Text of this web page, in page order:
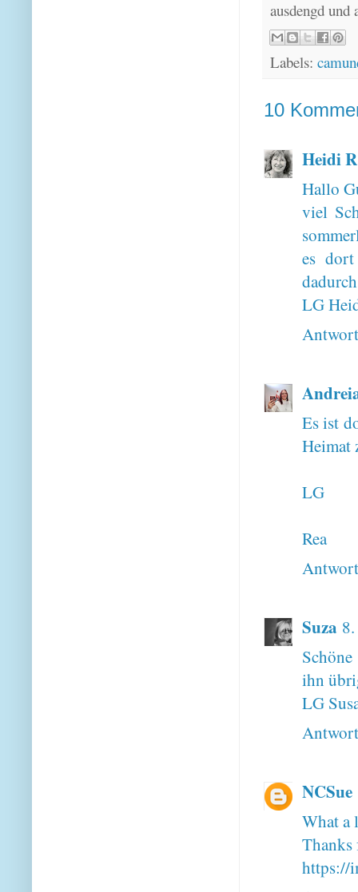
ausdengd
Labels:
10
Heidi
Hallo
viel
es
LG
Es ist
Heimat
LG
Rea
Suza
ihn
LG
NCSue
What a
Thanks
https://